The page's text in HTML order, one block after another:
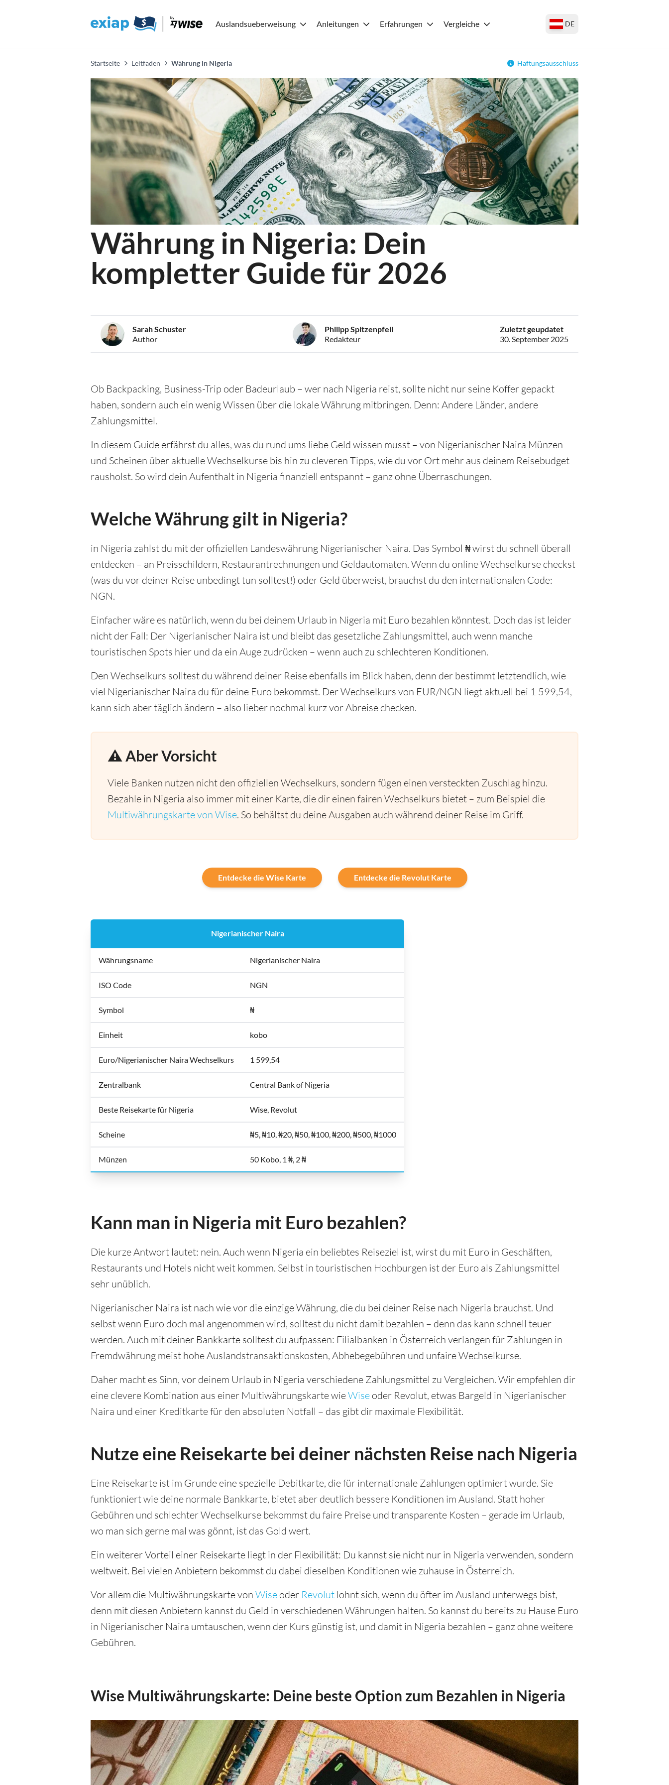
Auslandsueberweisung Anleitungen Erfahrungen Vergleiche DE
Startseite Leitfäden Währung in Nigeria Haftungsausschluss
Währung in Nigeria: Dein
kompletter Guide für 2026
Sarah Schuster
Author
Philipp Spitzenpfeil
Redakteur
Zuletzt geupdatet
30. September 2025
Ob Backpacking, Business-Trip oder Badeurlaub – wer nach Nigeria reist, sollte nicht nur seine Koffer gepackt
haben, sondern auch ein wenig Wissen über die lokale Währung mitbringen. Denn: Andere Länder, andere
Zahlungsmittel.
In diesem Guide erfährst du alles, was du rund ums liebe Geld wissen musst – von Nigerianischer Naira Münzen
und Scheinen über aktuelle Wechselkurse bis hin zu cleveren Tipps, wie du vor Ort mehr aus deinem Reisebudget
rausholst. So wird dein Aufenthalt in Nigeria finanziell entspannt – ganz ohne Überraschungen.
Welche Währung gilt in Nigeria?
in Nigeria zahlst du mit der offiziellen Landeswährung Nigerianischer Naira. Das Symbol ₦ wirst du schnell überall
entdecken – an Preisschildern, Restaurantrechnungen und Geldautomaten. Wenn du online Wechselkurse checkst
(was du vor deiner Reise unbedingt tun solltest!) oder Geld überweist, brauchst du den internationalen Code:
NGN.
Einfacher wäre es natürlich, wenn du bei deinem Urlaub in Nigeria mit Euro bezahlen könntest. Doch das ist leider
nicht der Fall: Der Nigerianischer Naira ist und bleibt das gesetzliche Zahlungsmittel, auch wenn manche
touristischen Spots hier und da ein Auge zudrücken – wenn auch zu schlechteren Konditionen.
Den Wechselkurs solltest du während deiner Reise ebenfalls im Blick haben, denn der bestimmt letztendlich, wie
viel Nigerianischer Naira du für deine Euro bekommst. Der Wechselkurs von EUR/NGN liegt aktuell bei 1 599,54,
kann sich aber täglich ändern – also lieber nochmal kurz vor Abreise checken.
⚠️ Aber Vorsicht
Viele Banken nutzen nicht den offiziellen Wechselkurs, sondern fügen einen versteckten Zuschlag hinzu.
Bezahle in Nigeria also immer mit einer Karte, die dir einen fairen Wechselkurs bietet – zum Beispiel die
Multiwährungskarte von Wise. So behältst du deine Ausgaben auch während deiner Reise im Griff.
Entdecke die Wise Karte Entdecke die Revolut Karte
Nigerianischer Naira
Währungsname Nigerianischer Naira
ISO Code NGN
Symbol ₦
Einheit kobo
Euro/Nigerianischer Naira Wechselkurs 1 599,54
Zentralbank Central Bank of Nigeria
Beste Reisekarte für Nigeria Wise, Revolut
Scheine ₦5, ₦10, ₦20, ₦50, ₦100, ₦200, ₦500, ₦1000
Münzen 50 Kobo, 1 ₦, 2 ₦
Kann man in Nigeria mit Euro bezahlen?
Die kurze Antwort lautet: nein. Auch wenn Nigeria ein beliebtes Reiseziel ist, wirst du mit Euro in Geschäften,
Restaurants und Hotels nicht weit kommen. Selbst in touristischen Hochburgen ist der Euro als Zahlungsmittel
sehr unüblich.
Nigerianischer Naira ist nach wie vor die einzige Währung, die du bei deiner Reise nach Nigeria brauchst. Und
selbst wenn Euro doch mal angenommen wird, solltest du nicht damit bezahlen – denn das kann schnell teuer
werden. Auch mit deiner Bankkarte solltest du aufpassen: Filialbanken in Österreich verlangen für Zahlungen in
Fremdwährung meist hohe Auslandstransaktionskosten, Abhebegebühren und unfaire Wechselkurse.
Daher macht es Sinn, vor deinem Urlaub in Nigeria verschiedene Zahlungsmittel zu Vergleichen. Wir empfehlen dir
eine clevere Kombination aus einer Multiwährungskarte wieWise oder Revolut, etwas Bargeld in Nigerianischer
Naira und einer Kreditkarte für den absoluten Notfall – das gibt dir maximale Flexibilität.
Nutze eine Reisekarte bei deiner nächsten Reise nach Nigeria
Eine Reisekarte ist im Grunde eine spezielle Debitkarte, die für internationale Zahlungen optimiert wurde. Sie
funktioniert wie deine normale Bankkarte, bietet aber deutlich bessere Konditionen im Ausland. Statt hoher
Gebühren und schlechter Wechselkurse bekommst du faire Preise und transparente Kosten – gerade im Urlaub,
wo man sich gerne mal was gönnt, ist das Gold wert.
Ein weiterer Vorteil einer Reisekarte liegt in der Flexibilität: Du kannst sie nicht nur in Nigeria verwenden, sondern
weltweit. Bei vielen Anbietern bekommst du dabei dieselben Konditionen wie zuhause in Österreich.
Vor allem die Multiwährungskarte von Wise oder Revolut lohnt sich, wenn du öfter im Ausland unterwegs bist,
denn mit diesen Anbietern kannst du Geld in verschiedenen Währungen halten. So kannst du bereits zu Hause Euro
in Nigerianischer Naira umtauschen, wenn der Kurs günstig ist, und damit in Nigeria bezahlen – ganz ohne weitere
Gebühren.
Wise Multiwährungskarte: Deine beste Option zum Bezahlen in Nigeria